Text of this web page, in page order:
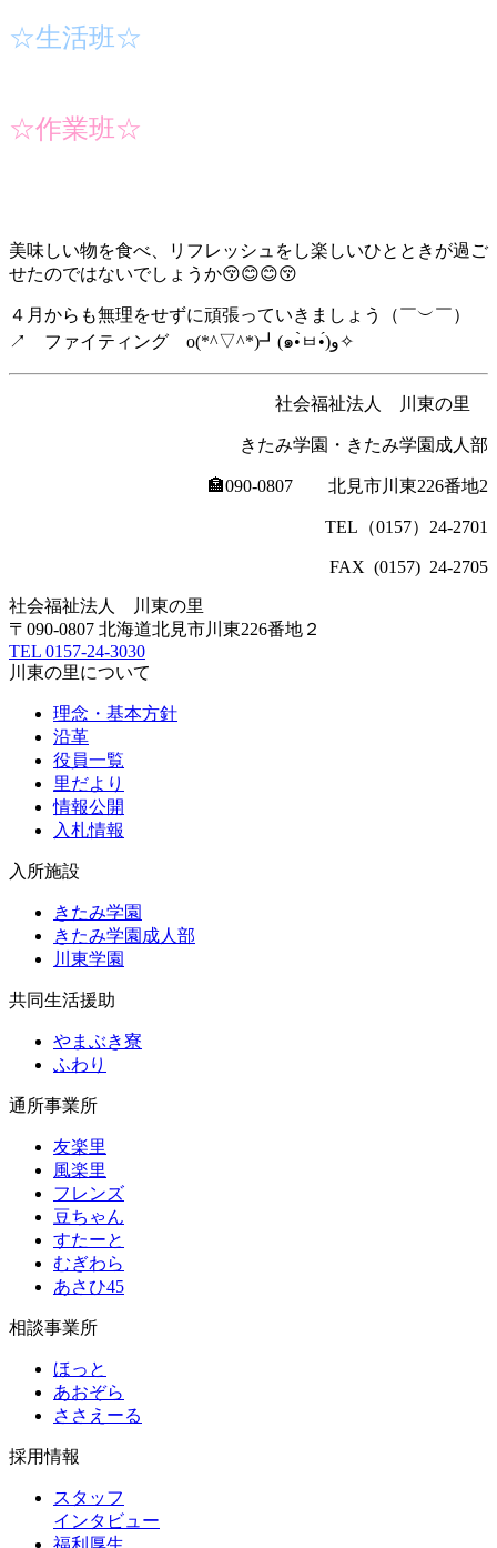
☆生活班☆
☆作業班☆
美味しい物を食べ、リフレッシュをし楽しいひとときが過ご
せたのではないでしょうか😚😊😊😚
４月からも無理をせずに頑張っていきましょう（￣︶￣）
↗ ファイティング o(*^▽^*)┛(๑•̀ㅂ•́)و✧
社会福祉法人 川東の里
きたみ学園・きたみ学園成人部
🏣090-0807 北見市川東226番地2
TEL（0157）24-2701
FAX (0157) 24-2705
社会福祉法人
川東の里
〒090-0807 北海道北見市川東226番地２
TEL 0157-24-3030
川東の里について
理念・基本方針
沿革
役員一覧
里だより
情報公開
入札情報
入所施設
きたみ学園
きたみ学園成人部
川東学園
共同生活援助
やまぶき寮
ふわり
通所事業所
友楽里
風楽里
フレンズ
豆ちゃん
すたーと
むぎわら
あさひ45
相談事業所
ほっと
あおぞら
ささえーる
採用情報
スタッフ
インタビュー
福利厚生